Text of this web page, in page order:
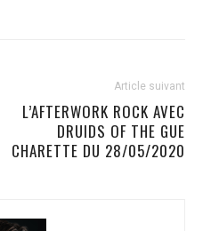
Article suivant
L’AFTERWORK ROCK AVEC
DRUIDS OF THE GUE
CHARETTE DU 28/05/2020